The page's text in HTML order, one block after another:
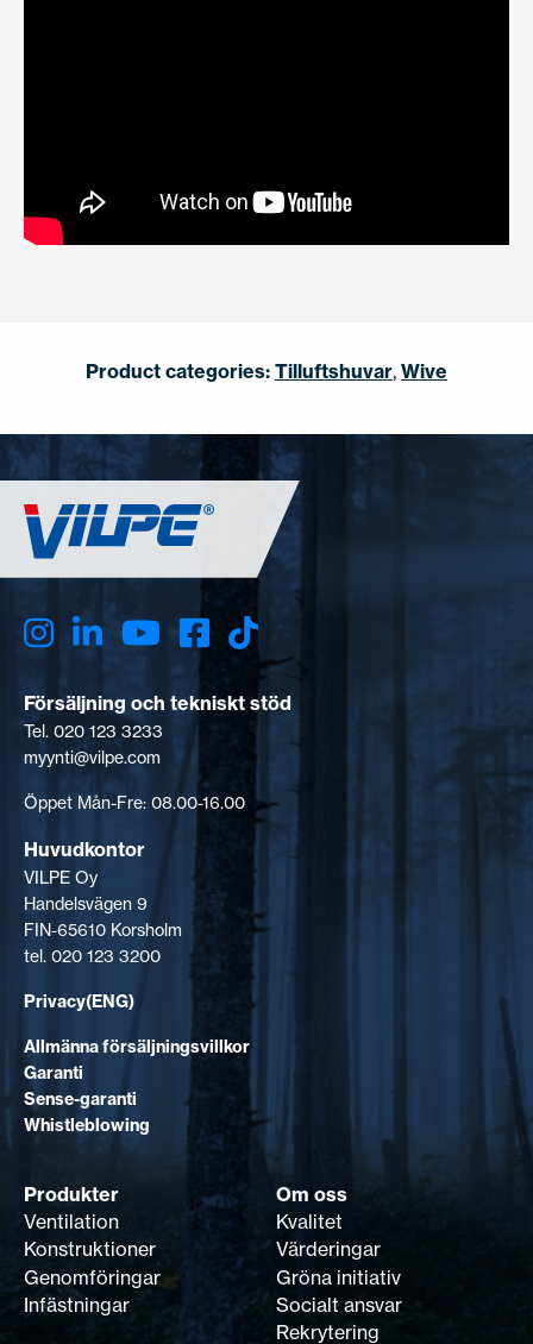
Product categories: Tilluftshuvar, Wive
Försäljning och tekniskt stöd
Tel. 020 123 3233
myynti@vilpe.com
Öppet Mån-Fre: 08.00-16.00
Huvudkontor
VILPE Oy
Handelsvägen 9
FIN-65610 Korsholm
tel. 020 123 3200
Privacy(ENG)
Allmänna försäljningsvillkor
Garanti
Sense-garanti
Whistleblowing
Produkter
Ventilation
Konstruktioner
Genomföringar
Infästningar
Om oss
Kvalitet
Värderingar
Gröna initiativ
Socialt ansvar
Rekrytering